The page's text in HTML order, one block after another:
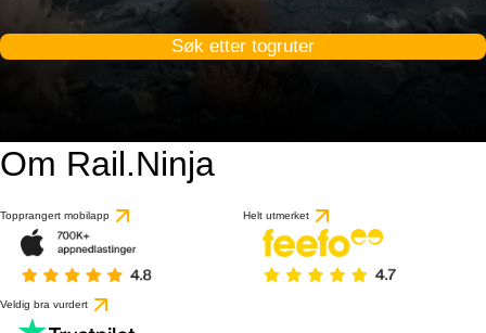
Søk etter togruter
Om Rail.Ninja
Topprangert mobilapp Helt utmerket
Veldig bra vurdert